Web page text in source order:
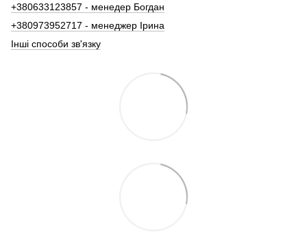
+380633123857 - менедер Богдан
+380973952717 - менеджер Ірина
Інші способи зв'язку